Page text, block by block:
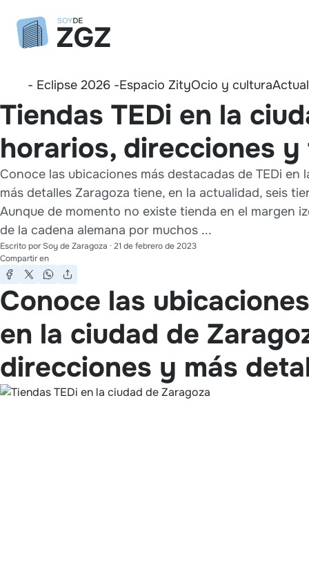
- Eclipse 2026 -Espacio ZityOcio y cultura
Tiendas TEDi en la
horarios, direcciones
Conoce las ubicaciones más destacadas de TEDi
más detalles Zaragoza tiene, en la actualidad, seis
Aunque de momento no existe tienda en el margen
de la cadena alemana por muchos ...
Escrito porSoy de Zaragoza · 21 de febrero de 2023
Compartir en
Conoce las
en la ciudad de
direcciones y más